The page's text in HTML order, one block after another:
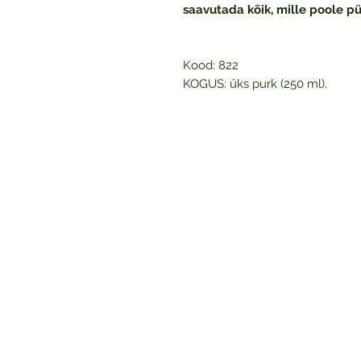
saavutada kõik, mille poole
Kood: 822
KOGUS: üks purk (250 ml).